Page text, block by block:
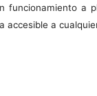
funcionamiento a
accesible a